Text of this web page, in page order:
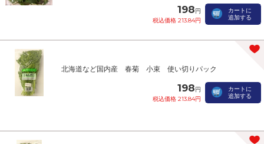
198円
税込価格 213.84円
カートに
追加する
北海道など国内産 春菊 小束 使い切りパック
198円
税込価格 213.84円
カートに
追加する